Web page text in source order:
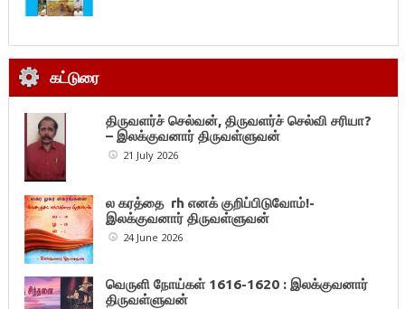
கட்டுரை
திருவளர்ச் செல்வன், திருவளர்ச் செல்வி சரியா?
– இலக்குவனார் திருவள்ளுவன்
21 July 2026
ல கரத்தை rh எனக் குறிப்பிடுவோம்!-
இலக்குவனார் திருவள்ளுவன்
24 June 2026
வெருளி நோய்கள் 1616-1620 : இலக்குவனார்
திருவள்ளுவன்